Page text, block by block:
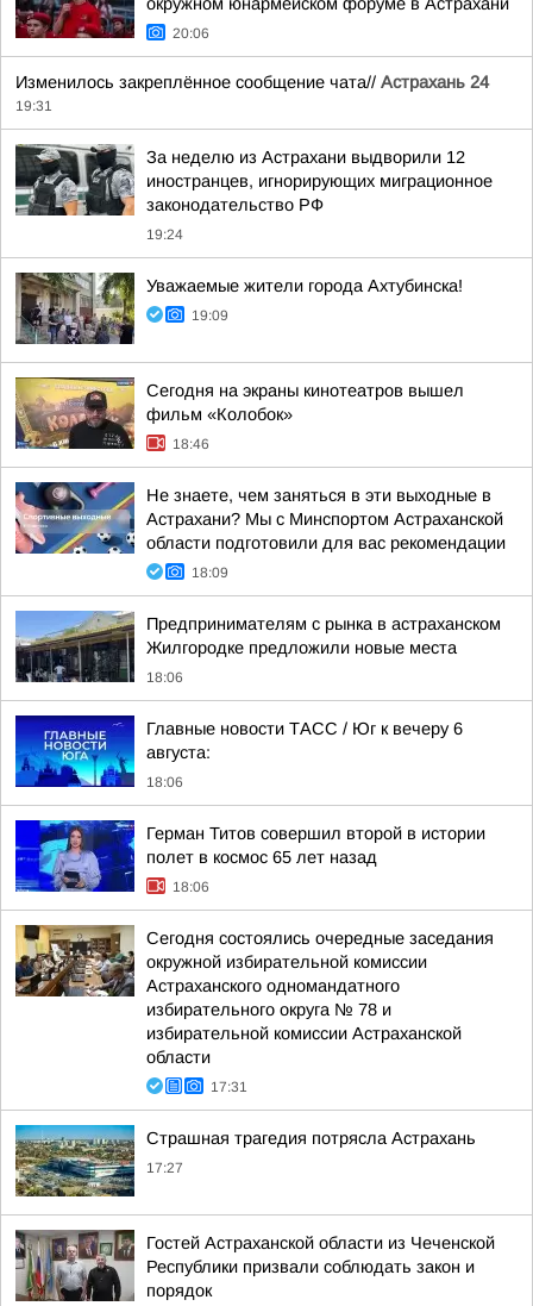
20:06
Изменилось закреплённое сообщение чата// Астрахань 24
19:31
За неделю из Астрахани выдворили 12
иностранцев, игнорирующих миграционное
законодательство РФ
19:24
Уважаемые жители города Ахтубинска!
19:09
Сегодня на экраны кинотеатров вышел
фильм «Колобок»
18:46
Не знаете, чем заняться в эти выходные в
Астрахани? Мы с Минспортом Астраханской
области подготовили для вас рекомендации
18:09
Предпринимателям с рынка в астраханском
Жилгородке предложили новые места
18:06
Главные новости ТАСС / Юг к вечеру 6
августа:
18:06
Герман Титов совершил второй в истории
полет в космос 65 лет назад
18:06
Сегодня состоялись очередные заседания
окружной избирательной комиссии
Астраханского одномандатного
избирательного округа № 78 и
избирательной комиссии Астраханской
области
17:31
Страшная трагедия потрясла Астрахань
17:27
Гостей Астраханской области из Чеченской
Республики призвали соблюдать закон и
порядок